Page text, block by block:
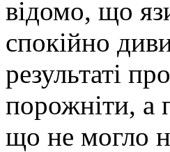
відомо, що
спокійно
результаті
порожніти, а
що не могло